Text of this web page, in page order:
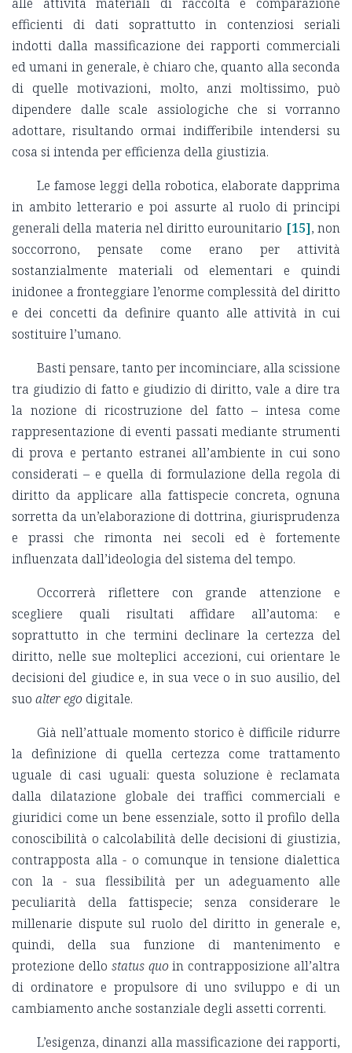
efficienti di dati soprattutto in contenziosi seriali
indotti dalla massificazione dei rapporti commerciali
ed umani in generale, è chiaro che, quanto alla seconda
di quelle motivazioni, molto, anzi moltissimo, può
dipendere dalle scale assiologiche che si vorranno
adottare, risultando ormai indifferibile intendersi su
cosa si intenda per efficienza della giustizia.
Le famose leggi della robotica, elaborate dapprima
in ambito letterario e poi assurte al ruolo di principi
generali della materia nel diritto eurounitario [15], non
soccorrono, pensate come erano per attività
sostanzialmente materiali od elementari e quindi
inidonee a fronteggiare l’enorme complessità del diritto
e dei concetti da definire quanto alle attività in cui
sostituire l’umano.
Basti pensare, tanto per incominciare, alla scissione
tra giudizio di fatto e giudizio di diritto, vale a dire tra
la nozione di ricostruzione del fatto – intesa come
rappresentazione di eventi passati mediante strumenti
di prova e pertanto estranei all’ambiente in cui sono
considerati – e quella di formulazione della regola di
diritto da applicare alla fattispecie concreta, ognuna
sorretta da un’elaborazione di dottrina, giurisprudenza
e prassi che rimonta nei secoli ed è fortemente
influenzata dall’ideologia del sistema del tempo.
Occorrerà riflettere con grande attenzione e
scegliere quali risultati affidare all’automa: e
soprattutto in che termini declinare la certezza del
diritto, nelle sue molteplici accezioni, cui orientare le
decisioni del giudice e, in sua vece o in suo ausilio, del
suo alter ego digitale.
Già nell’attuale momento storico è difficile ridurre
la definizione di quella certezza come trattamento
uguale di casi uguali: questa soluzione è reclamata
dalla dilatazione globale dei traffici commerciali e
giuridici come un bene essenziale, sotto il profilo della
conoscibilità o calcolabilità delle decisioni di giustizia,
contrapposta alla - o comunque in tensione dialettica
con la - sua flessibilità per un adeguamento alle
peculiarità della fattispecie; senza considerare le
millenarie dispute sul ruolo del diritto in generale e,
quindi, della sua funzione di mantenimento e
protezione dello status quo in contrapposizione all’altra
di ordinatore e propulsore di uno sviluppo e di un
cambiamento anche sostanziale degli assetti correnti.
L’esigenza, dinanzi alla massificazione dei rapporti,